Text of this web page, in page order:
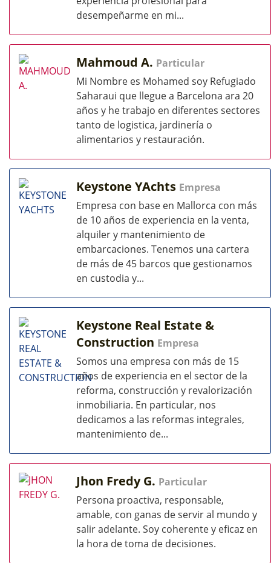
desempeñarme en mi...
Mahmoud A. Particular
Mi Nombre es Mohamed soy Refugiado
Saharaui que llegue a Barcelona ara 20
años y he trabajo en diferentes sectores
tanto de logistica, jardinería o
alimentarios y restauración.
Keystone YAchts Empresa
Empresa con base en Mallorca con más
de 10 años de experiencia en la venta,
alquiler y mantenimiento de
embarcaciones. Tenemos una cartera
de más de 45 barcos que gestionamos
en custodia y...
Keystone Real Estate &
Construction Empresa
Somos una empresa con más de 15
años de experiencia en el sector de la
reforma, construcción y revalorización
inmobiliaria. En particular, nos
dedicamos a las reformas integrales,
mantenimiento de...
Jhon Fredy G. Particular
Persona proactiva, responsable,
amable, con ganas de servir al mundo y
salir adelante. Soy coherente y eficaz en
la hora de toma de decisiones.